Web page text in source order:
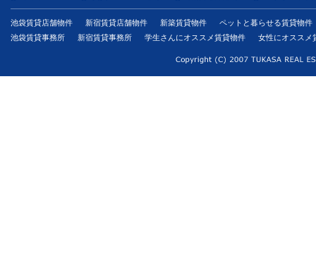
池袋賃貸店舗物件 新宿賃貸店舗物件 新築賃貸物件
ペットと暮らせる賃貸物件
池袋賃貸事務所
新宿賃貸事務所 学生さんにオススメ賃貸物件 女性にオススメ